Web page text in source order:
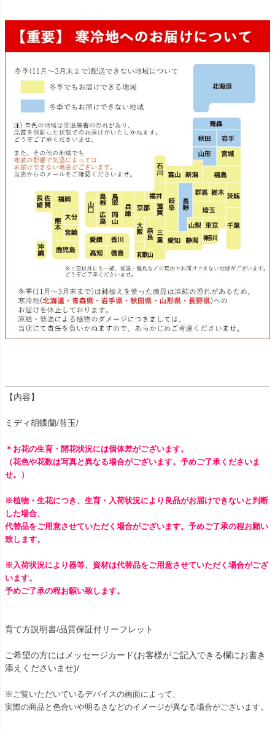
【内容】
ミディ胡蝶蘭/苔玉/
＊お花の生育・開花状況には個体差がございます。
（花色や花数は写真と異なる場合がございます。予めご了承くださいま
せ。）
※植物・生花につき、生育・入荷状況により良品がお届けできないと判断
した場合、
代替品をご用意させていただく場合がございます。予めご了承の程お願い
致します。
※入荷状況により器等、資材は代替品をご用意させていただく場合がござ
います。
予めご了承の程お願い致します。
育て方説明書/品質保証付リーフレット
ご希望の方にはメッセージカード(お客様がご記入できる欄にお書き
添えくださいませ)/
※ご覧いただいているデバイスの画面によって、
実際の商品と色合いや明るさなどのイメージが異なる場合がございます。